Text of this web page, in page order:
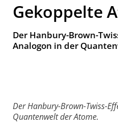
Gekoppelte
Der Hanbury-Brown-
Analogon in der
Der Hanbury-Brown-Twiss-
Quantenwelt der Atome.